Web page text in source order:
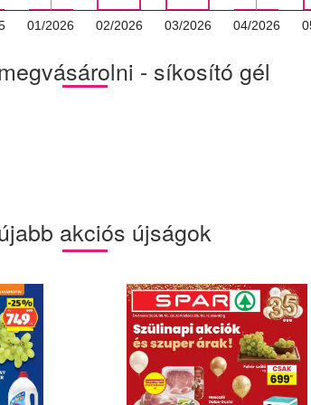
01/2026 02/2026 03/2026 04/2026
- síkosító gél
akciós újságok